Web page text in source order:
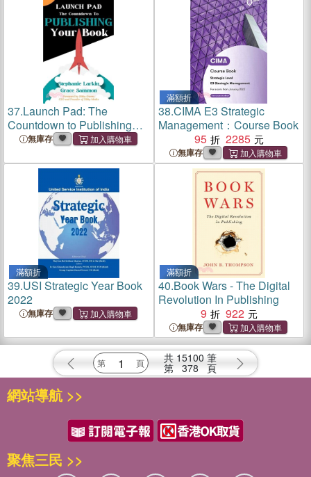
37.Launch Pad: The
Countdown to Publishing
Your Book
無庫存
滿額折
38.CIMA E3 Strategic
Management：Course Book
95
2285
無庫存
滿額折
39.USI Strategic Year Book
2022
無庫存
滿額折
40.Book Wars - The Digital
Revolution In Publishing
9
922
無庫存
共 15100 筆
第 378 頁
網站導航 >>
聚焦三民 >>